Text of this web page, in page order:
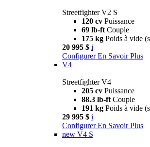
Streetfighter V2 S
120 cv Puissance
69 lb-ft Couple
175 kg Poids à vide
20 995 $ i
Configurer En Savoir Plus
V4
Streetfighter V4
205 cv Puissance
88.3 lb-ft Couple
191 kg Poids à vide
29 995 $ i
Configurer En Savoir Plus
new V4 S